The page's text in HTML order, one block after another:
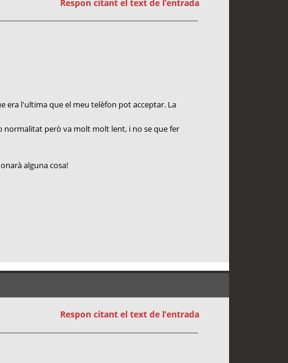
Respon citant el text de l’entrada
era l'ultima que el meu telèfon pot acceptar. La
normalitat però va molt molt lent, i no se que fer
alguna cosa!
Respon citant el text de l’entrada